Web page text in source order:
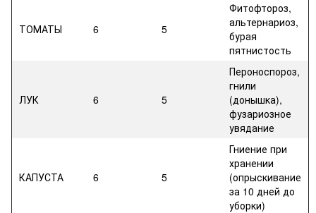
ТОМАТЫ 6 5
Фитофтороз,
альтернариоз,
бурая
пятнистость
ЛУК 6 5
Пероноспороз,
гнили
(донышка),
фузариозное
увядание
КАПУСТА 6 5
Гниение при
хранении
(опрыскивание
за 10 дней до
уборки)